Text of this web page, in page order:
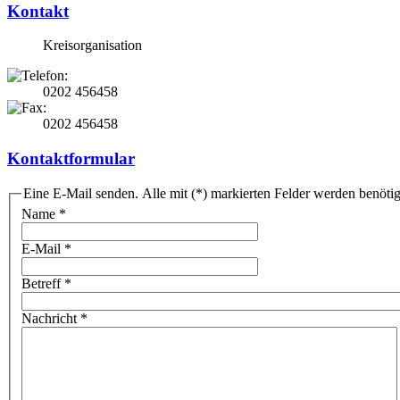
Kontakt
Kreisorganisation
0202 456458
0202 456458
Kontaktformular
Eine E-Mail senden. Alle mit (*) markierten Felder werden
Name *
E-Mail *
Betreff*
Nachricht *